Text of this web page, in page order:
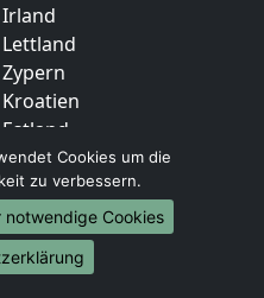
Frankreich
Griechenland
Italien
Cookies um die
zu verbessern.
notwendige Cookies